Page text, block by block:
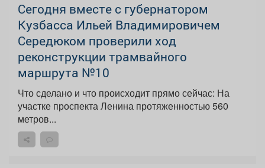
Сегодня вместе с губернатором
Кузбасса Ильей Владимировичем
Середюком проверили ход
реконструкции трамвайного
маршрута №10
Что сделано и что происходит прямо сейчас: На
участке проспекта Ленина протяженностью 560
метров...